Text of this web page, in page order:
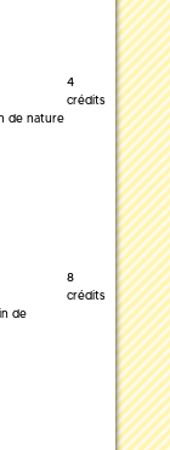
4
crédits
de nature
8
crédits
de